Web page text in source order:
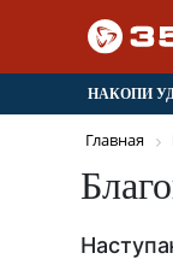
НАКОПИ
Главная